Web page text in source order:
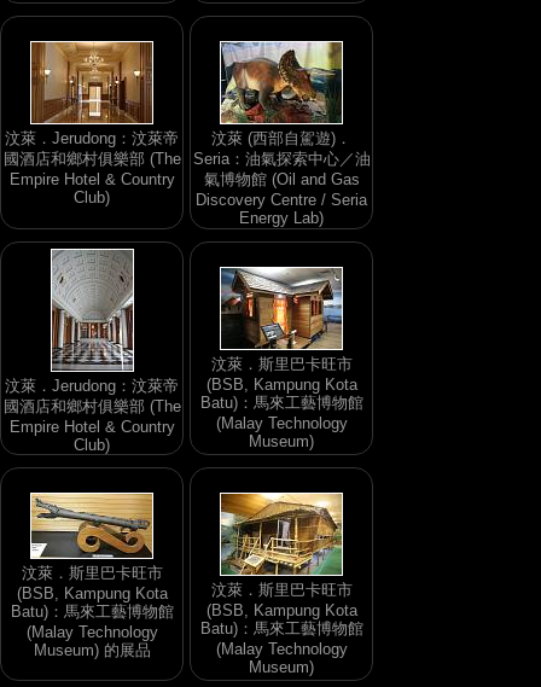
汶萊．Jerudong：汶萊帝
國酒店和鄉村俱樂部 (The
Empire Hotel & Country
Club)
汶萊 (西部自駕遊)．
Seria：油氣探索中心／油
氣博物館 (Oil and Gas
Discovery Centre / Seria
Energy Lab)
汶萊．Jerudong：汶萊帝
國酒店和鄉村俱樂部 (The
Empire Hotel & Country
Club)
汶萊．斯里巴卡旺市
(BSB, Kampung Kota
Batu)：馬來工藝博物館
(Malay Technology
Museum)
汶萊．斯里巴卡旺市
(BSB, Kampung Kota
Batu)：馬來工藝博物館
(Malay Technology
Museum) 的展品
汶萊．斯里巴卡旺市
(BSB, Kampung Kota
Batu)：馬來工藝博物館
(Malay Technology
Museum)